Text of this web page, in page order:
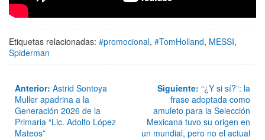
Etiquetas relacionadas: #promocional, #TomHolland, MESSI,
Spiderman
Anterior: Astrid Sontoya
Muller apadrina a la
Generación 2026 de la
Primaria “Lic. Adolfo López
Mateos”
Siguiente: “¿Y si sí?”: la
frase adoptada como
amuleto para la Selección
Mexicana tuvo su origen en
un mundial, pero no el actual